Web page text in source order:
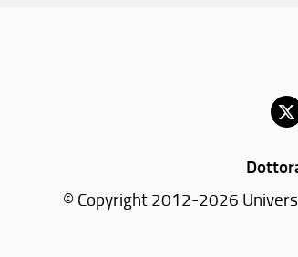
© Copyright 2012-2026